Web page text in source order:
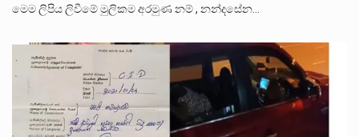
මෙම ලිපිය ලිවීමේ මුලිකම අරමුණ නම් , නන්දසේන…